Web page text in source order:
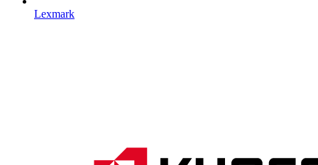
Lexmark